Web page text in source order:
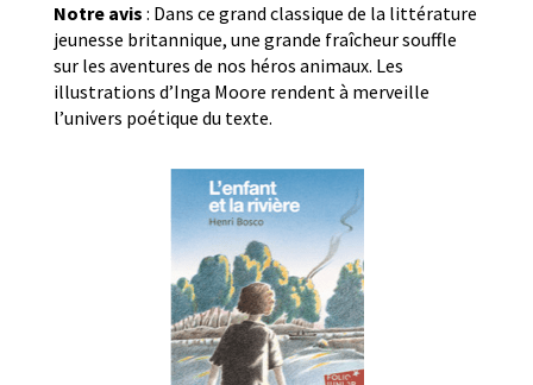
Notre avis : Dans ce grand classique de la littérature
jeunesse britannique, une grande fraîcheur souffle
sur les aventures de nos héros animaux. Les
illustrations d’Inga Moore rendent à merveille
l’univers poétique du texte.